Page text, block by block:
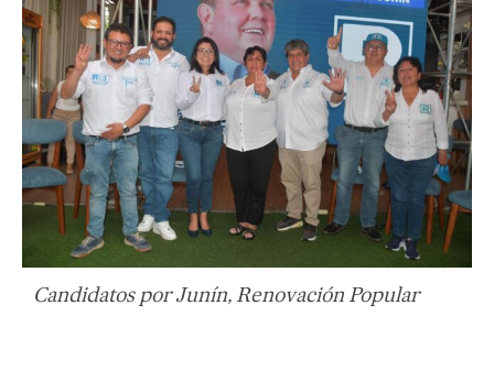
Candidatos por Junín, Renovación Popular